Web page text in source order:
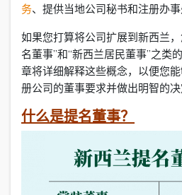
务、提供当地公司秘书和注册办事
如果您打算将公司扩展到新西兰
名董事”和“新西兰居民董事”之类
章将详细解释这些概念，以便您
册公司的董事要求并做出明智的决
什么是提名董事？